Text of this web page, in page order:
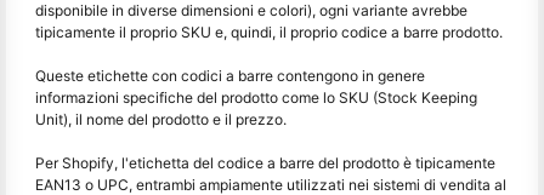
disponibile in diverse dimensioni e colori), ogni variante avrebbe
tipicamente il proprio SKU e, quindi, il proprio codice a barre prodotto.
Queste etichette con codici a barre contengono in genere
informazioni specifiche del prodotto come lo SKU (Stock Keeping
Unit), il nome del prodotto e il prezzo.
Per Shopify, l'etichetta del codice a barre del prodotto è tipicamente
EAN13 o UPC, entrambi ampiamente utilizzati nei sistemi di vendita al